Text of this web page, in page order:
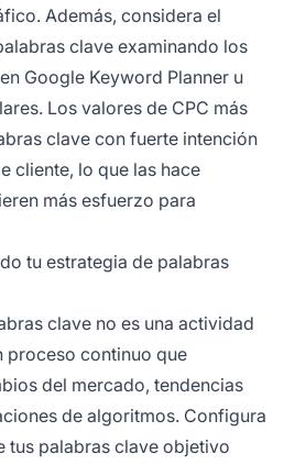
Además, considera el
clave examinando los
Google Keyword Planner u
Los valores de CPC más
clave con fuerte intención
cliente, lo que las hace
más esfuerzo para
tu estrategia de palabras
clave no es una actividad
proceso continuo que
del mercado, tendencias
de algoritmos. Configura
tus palabras clave objetivo